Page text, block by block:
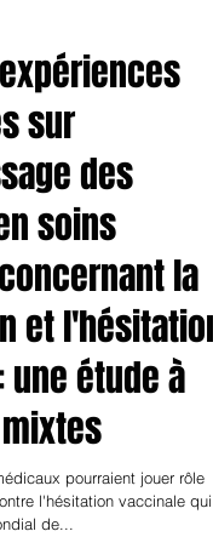
sur
des
soins
la
et l'hésitation
étude à